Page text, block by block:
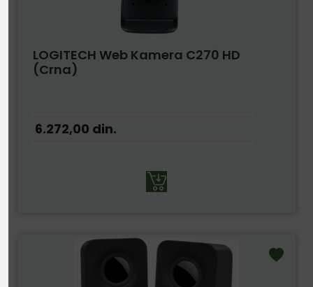
LOGITECH Web Kamera C270 HD
(Crna)
6.272,00 din.